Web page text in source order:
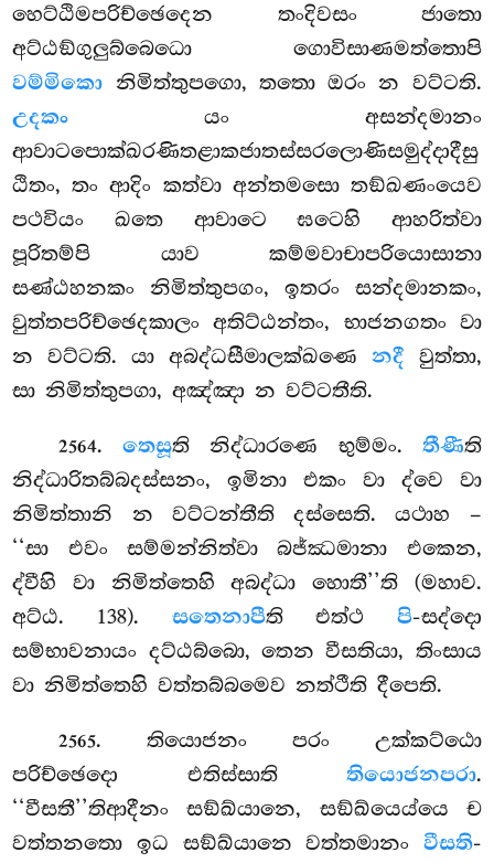
හෙට්ඨිමපරිච්ඡෙදෙන තංදිවසං ජාතො
අට්ඨඞ්ගුලුබ්බෙධො ගොවිසාණමත්තොපි
වම්මිකො නිමිත්තුපගො, තතො ඔරං න වට්ටති.
උදකං යං අසන්දමානං
ආවාටපොක්ඛරණිතළාකජාතස්සරලොණිසමුද්දාදීසු
ඨිතං, තං ආදිං කත්වා අන්තමසො තඞ්ඛණංයෙව
පථවියං ඛතෙ ආවාටෙ ඝටෙහි ආහරිත්වා
පූරිතම්පි යාව කම්මවාචාපරියොසානා
සණ්ඨහනකං නිමිත්තුපගං, ඉතරං සන්දමානකං,
වුත්තපරිච්ඡෙදකාලංඅතිට්ඨන්තං, භාජනගතං වා
න වට්ටති. යා අබද්ධසීමාලක්ඛණෙ නදී වුත්තා,
සා නිමිත්තුපගා, අඤ්ඤා න වට්ටතීති.
2564.තෙසූති නිද්ධාරණෙ භුම්මං. තීණීති
නිද්ධාරිතබ්බදස්සනං, ඉමිනා එකං වා ද්වෙ වා
නිමිත්තානි න වට්ටන්තීති දස්සෙති. යථාහ –
‘‘සා එවං සම්මන්නිත්වා බජ්ඣමානා එකෙන,
ද්වීහි වා නිමිත්තෙහි අබද්ධා හොතී’’ති (මහාව.
අට්ඨ. 138). සතෙනාපීති එත්ථ පි-සද්දො
සම්භාවනායං දට්ඨබ්බො, තෙන වීසතියා, තිංසාය
වා නිමිත්තෙහි වත්තබ්බමෙව නත්ථීති දීපෙති.
2565. තියොජනං පරං උක්කට්ඨො
පරිච්ඡෙදො එතිස්සාති තියොජනපරා.
‘‘වීසතී’’තිආදීනං සඞ්ඛ්යානෙ, සඞ්ඛ්යෙය්යෙ ච
වත්තනතො ඉධ සඞ්ඛ්යානෙ වත්තමානං වීසති-